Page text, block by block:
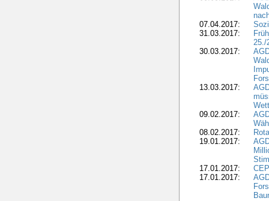
07.04.2017:
31.03.2017:
25./
30.03.2017:
13.03.2017:
09.02.2017:
08.02.2017:
19.01.2017:
17.01.2017:
17.01.2017: